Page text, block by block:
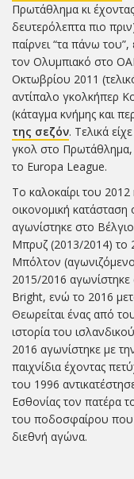
Πρωτάθλημα κι
δευτερόλεπτα πιο
παίρνει “τα πάνω
τον Ολυμπιακό στο
Οκτωβρίου 2011
αντίπαλο γκολκήπερ
(κάταγμα κνήμης και
της σεζόν. Τελικά
γκολ στο Πρωτάθλημα,
το Europa League.
Το καλοκαίρι του
οικονομική
αγωνίστηκε στο
Μπρυζ (2013/2014) το
Μπόλτον
2015/2016 αγωνίστηκε
Bright, ενώ το 2016
Θεωρείται ένας από
ιστορία του
2016 αγωνίστηκε με
παιχνίδια έχοντας
του 1996
Εσθονίας τον πατέρα
του ποδοσφαίρου που
διεθνή αγώνα.